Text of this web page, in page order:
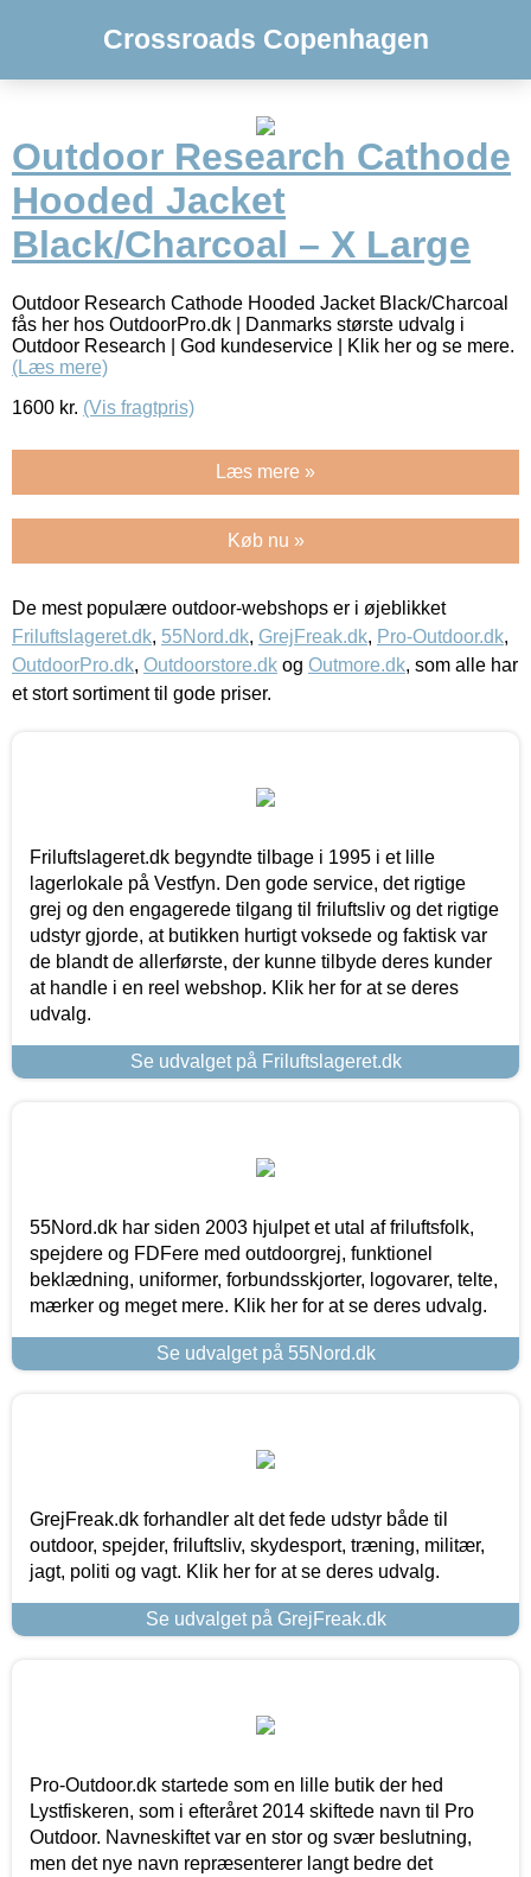
Crossroads Copenhagen
Outdoor Research Cathode
Hooded Jacket
Black/Charcoal – X Large
Outdoor Research Cathode Hooded Jacket Black/Charcoal
fås her hos OutdoorPro.dk | Danmarks største udvalg i
Outdoor Research | God kundeservice | Klik her og se mere.
(Læs mere)
1600 kr. (Vis fragtpris)
Læs mere »
Køb nu »
De mest populære outdoor-webshops er i øjeblikket
Friluftslageret.dk, 55Nord.dk, GrejFreak.dk, Pro-Outdoor.dk,
OutdoorPro.dk, Outdoorstore.dk og Outmore.dk, som alle har
et stort sortiment til gode priser.
Friluftslageret.dk begyndte tilbage i 1995 i et lille
lagerlokale på Vestfyn. Den gode service, det rigtige
grej og den engagerede tilgang til friluftsliv og det rigtige
udstyr gjorde, at butikken hurtigt voksede og faktisk var
de blandt de allerførste, der kunne tilbyde deres kunder
at handle i en reel webshop. Klik her for at se deres
udvalg.
Se udvalget på Friluftslageret.dk
55Nord.dk har siden 2003 hjulpet et utal af friluftsfolk,
spejdere og FDFere med outdoorgrej, funktionel
beklædning, uniformer, forbundsskjorter, logovarer, telte,
mærker og meget mere. Klik her for at se deres udvalg.
Se udvalget på 55Nord.dk
GrejFreak.dk forhandler alt det fede udstyr både til
outdoor, spejder, friluftsliv, skydesport, træning, militær,
jagt, politi og vagt. Klik her for at se deres udvalg.
Se udvalget på GrejFreak.dk
Pro-Outdoor.dk startede som en lille butik der hed
Lystfiskeren, som i efteråret 2014 skiftede navn til Pro
Outdoor. Navneskiftet var en stor og svær beslutning,
men det nye navn repræsenterer langt bedre det